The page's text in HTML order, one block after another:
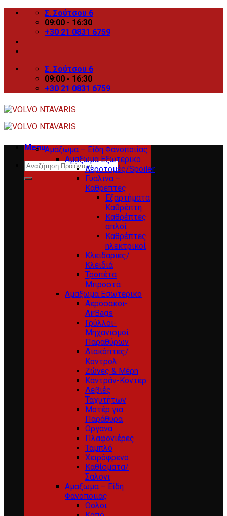
Skip
Σ. Σούτσου 6
09:00 - 16:30
+30 21 0831 6759
Σ. Σούτσου 6
09:00 - 16:30
+30 21 0831 6759
Menu
Search
for:
Αμάξωμα – Είδη Φανοποιίας
Αμαξωμα Εξωτερικο
Αεροτομές/Spoiler
Γυαλινα –
Καθρεπτες
Εξαρτήματα
Καθρέπτη
Καθρέπτες
απλοί
Καθρέπτες
ηλεκτρικοί
Κλειδαριές/
Κλειδιά
Τροπέτα
Μπροστά
Αμαξωμα Εσωτερικο
Αερόσακοι-
AirBags
Γρύλλοι-
Μηχανισμοί
Παραθύρων
Διακόπτες/
Κοντρόλ
Ζώνες & Μέρη
Καντράν-Κοντέρ
Λεβιές
Ταχυτήτων
Μοτέρ για
Παράθυρα
Οργανα
Πλαφονιέρες
Ταμπλό
Χειρόφρενο
Καθίσματα/
Σαλόνι
Αμαξωμα – Είδη
Φανοποιιας
Θόλοι